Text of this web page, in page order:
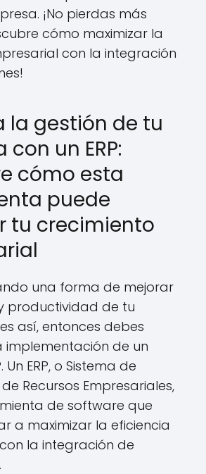
¡No pierdas más
cómo maximizar la
con la integración
la gestión de tu
un ERP:
cómo esta
puede
tu crecimiento
una forma de mejorar
productividad de tu
así, entonces debes
implementación de un
Un ERP, o Sistema de
Recursos Empresariales,
de software que
a maximizar la eficiencia
la integración de